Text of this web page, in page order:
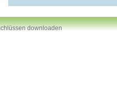
downloaden